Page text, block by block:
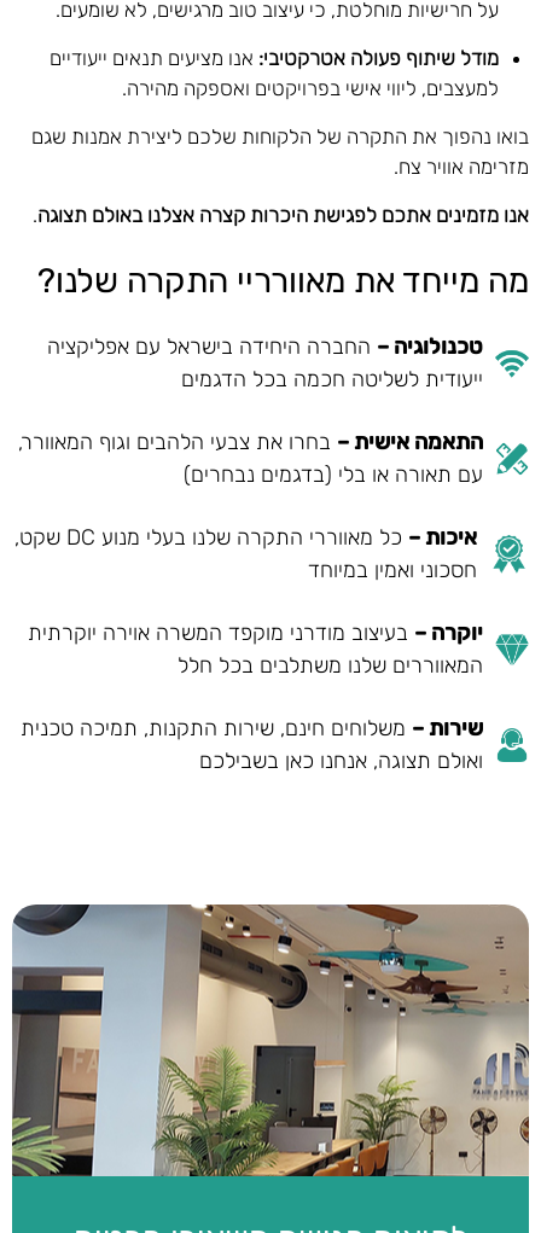
על חרישיות מוחלטת, כי עיצוב טוב מרגישים, לא שומעים.
מודל שיתוף פעולה אטרקטיבי: אנו מציעים תנאים ייעודיים
למעצבים, ליווי אישי בפרויקטים ואספקה מהירה.
בואו נהפוך את התקרה של הלקוחות שלכם ליצירת אמנות שגם
מזרימה אוויר צח.
אנו מזמינים אתכם לפגישת היכרות קצרה אצלנו באולם תצוגה.
מה מייחד את מאוורריי התקרה שלנו?
טכנולוגיה – החברה היחידה בישראל עם אפליקציה
ייעודית לשליטה חכמה בכל הדגמים
התאמה אישית – בחרו את צבעי הלהבים וגוף המאוורר,
עם תאורה או בלי (בדגמים נבחרים)
איכות –
כל מאווררי התקרה שלנו בעלי מנוע DC שקט,
חסכוני ואמין במיוחד
יוקרה – בעיצוב מודרני מוקפד המשרה אוירה יוקרתית
המאווררים שלנו משתלבים בכל חלל
שירות – משלוחים חינם, שירות התקנות, תמיכה טכנית
ואולם תצוגה, אנחנו כאן בשבילכם